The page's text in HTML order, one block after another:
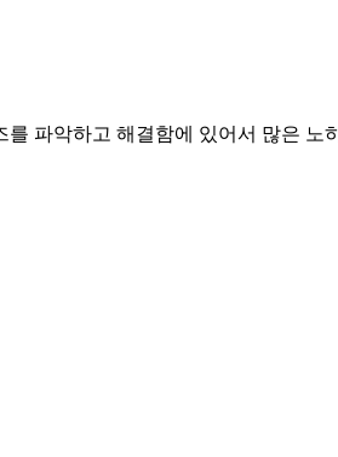
파악하고 해결함에 있어서 많은